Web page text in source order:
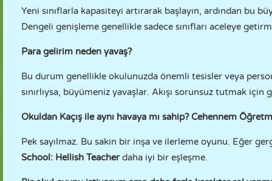
Yeni sınıflarla kapasiteyi artırarak başlayın, ardından
Dengeli genişleme genellikle sadece sınıfları aceleye
Para gelirim neden yavaş?
Bu durum genellikle okulunuzda önemli tesisler veya
sınırlıysa, büyümeniz yavaşlar. Akışı sorunsuz tutmak için
Okuldan Kaçış ile aynı havaya mı sahip? Cehennem
Pek sayılmaz. Bu sakin bir inşa ve ilerleme oyunu. Eğer
School: Hellish Teacherdaha iyi bir eşleşme.